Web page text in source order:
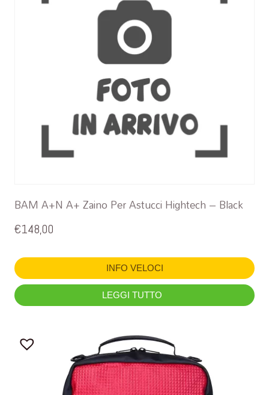
BAM A+N A+ Zaino Per Astucci Hightech – Black
€148,00
INFO VELOCI
LEGGI TUTTO